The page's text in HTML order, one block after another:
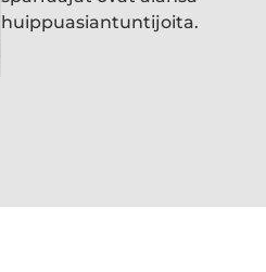
huippuasiantuntijoita.